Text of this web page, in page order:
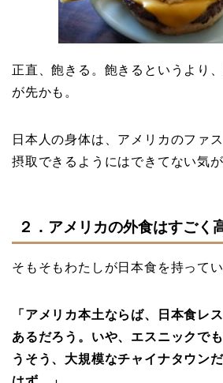
正直、飽きる。飽きるというより
が先かも。
日本人の身体は、アメリカのファ
摂取できるようにはできてない気が
２．アメリカの外食はすごく
そもそもわたしが日本食を持って
「アメリカ本土ならば、日本食レ
あるだろう。いや、エスニックで
うそう、大規模なチャイナタウン